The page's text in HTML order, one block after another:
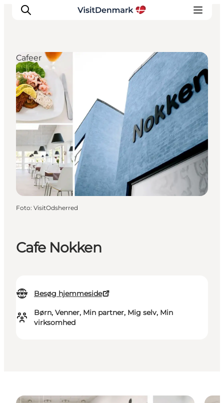
Inspiration
Destinationer
Oplevelser
Overnatning
Planlæg ferien
Cafe Nokken
Besøg hjemmeside
Børn, Venner, Min partner, Mig selv, Min
virksomhed
Cafeer
Foto: VisitOdsherred